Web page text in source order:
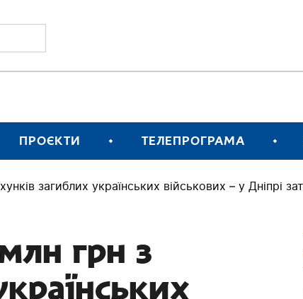
ПРОЄКТИ ТЕЛЕПРОГРАМА
загиблих українських військових – у Дніпрі
грн з